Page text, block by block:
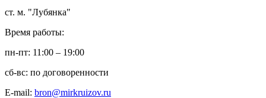
ст. м. "Лубянка"
Время работы:
пн-пт: 11:00 – 19:00
сб-вс: по договоренности
E-mail: bron@mirkruizov.ru